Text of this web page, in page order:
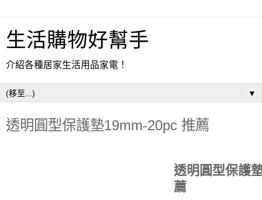
生活購物好幫手
介紹各種居家生活用品家電！
▼
透明圓型保護墊19mm-20pc 推薦
透明圓型保護
薦